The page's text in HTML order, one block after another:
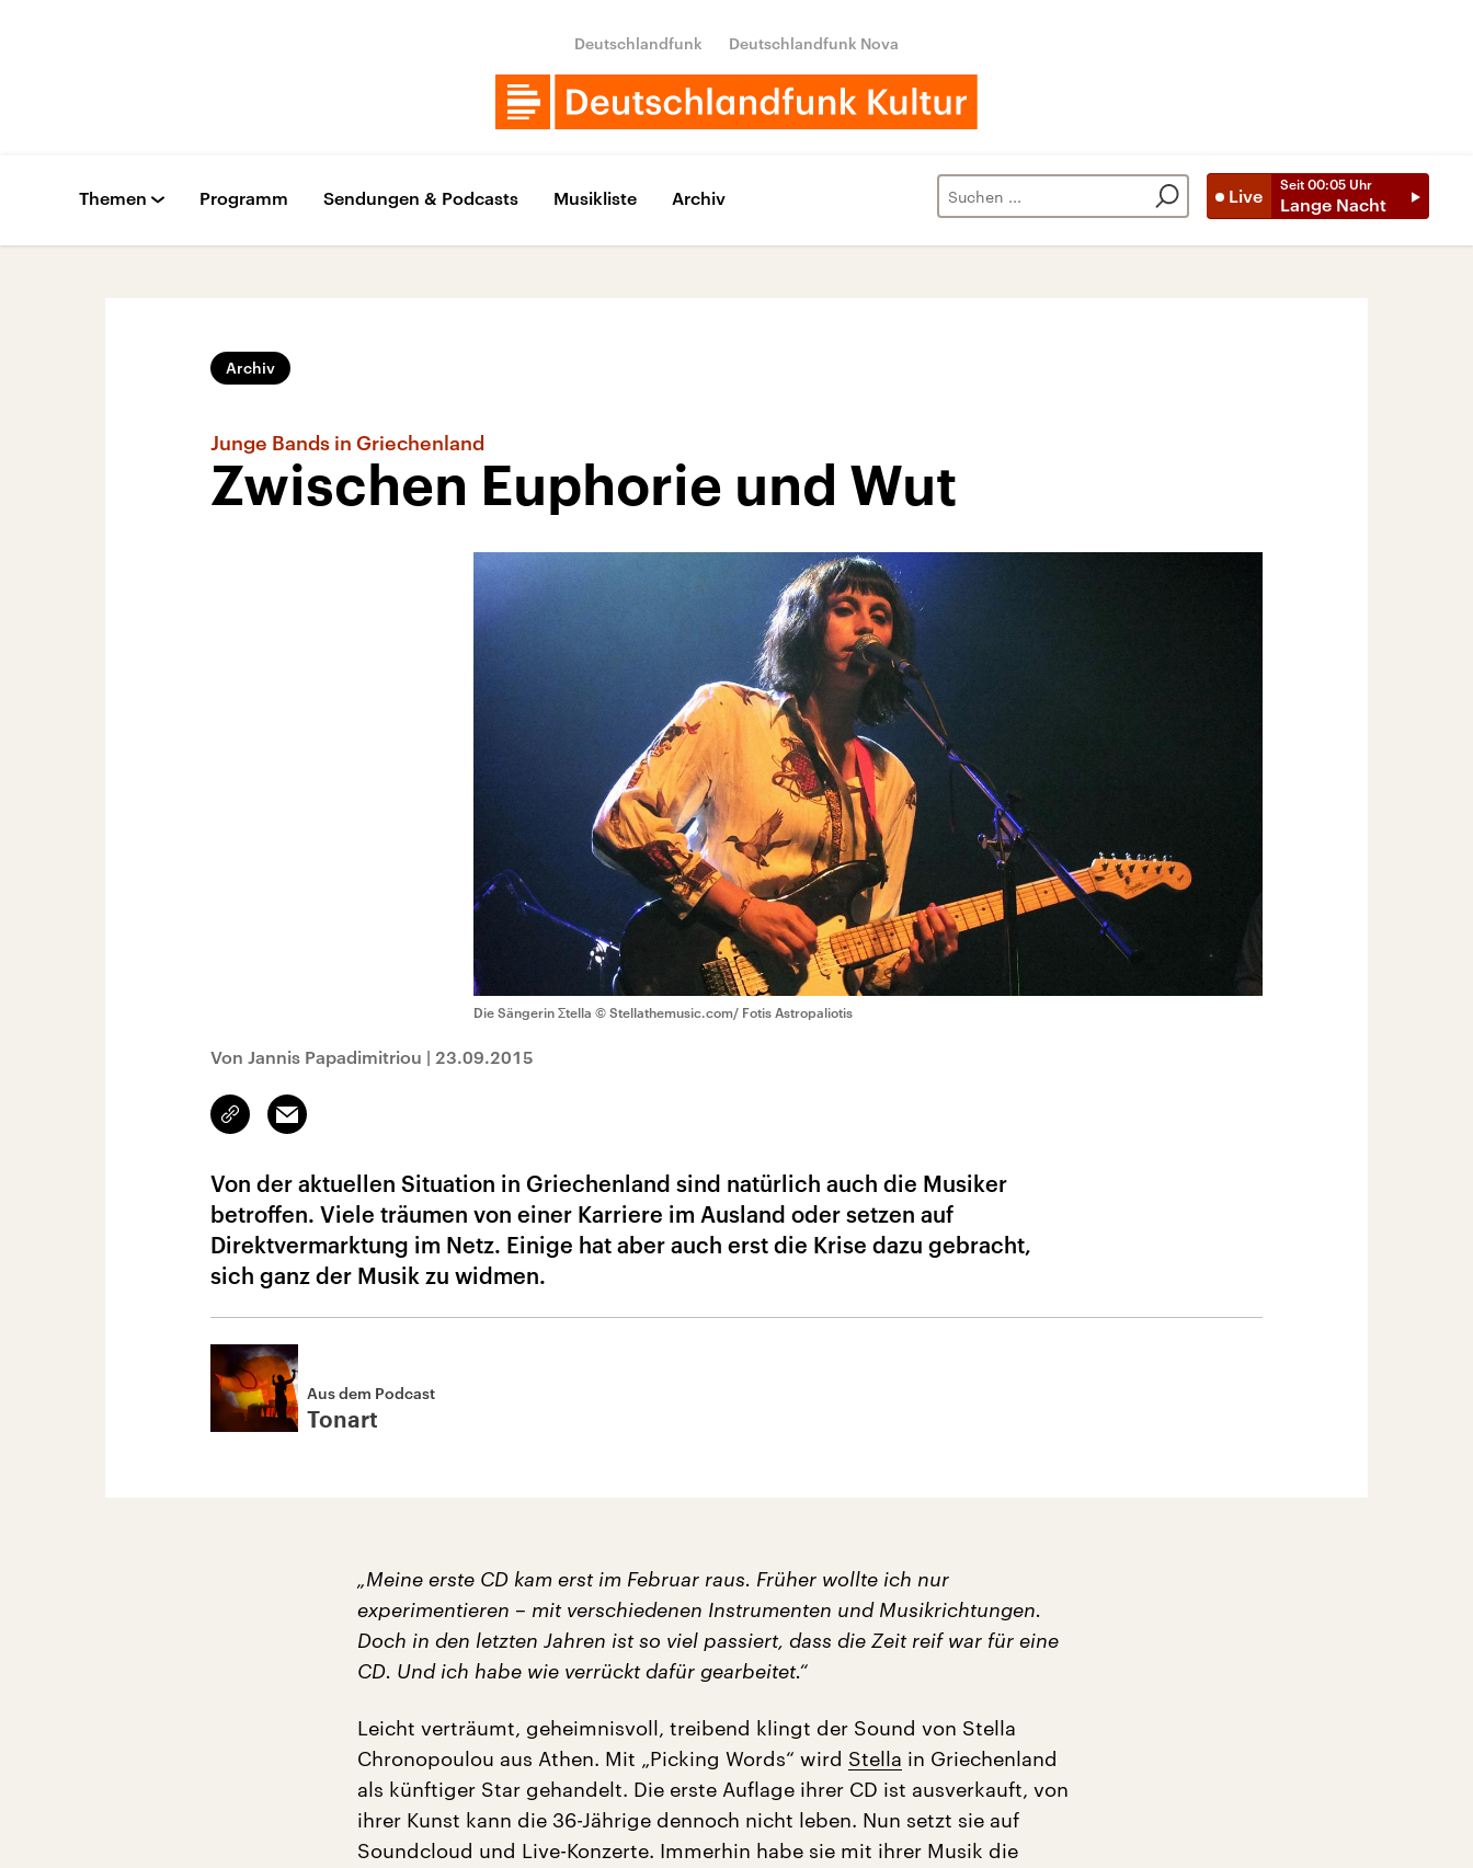
Deutschlandfunk Deutschlandfunk Nova
Live
Seit 00:05 Uhr
Lange Nacht
Themen Programm Sendungen & Podcasts Musikliste Archiv
Archiv
Junge Bands in Griechenland
Zwischen Euphorie und Wut
Die Sängerin Σtella © Stellathemusic.com/ Fotis Astropaliotis
Von Jannis Papadimitriou | 23.09.2015
Link
kopieren/teilen
Email
Von der aktuellen Situation in Griechenland sind natürlich auch die Musiker
betroffen. Viele träumen von einer Karriere im Ausland oder setzen auf
Direktvermarktung im Netz. Einige hat aber auch erst die Krise dazu gebracht,
sich ganz der Musik zu widmen.
Aus dem Podcast
Tonart
„Meine erste CD kam erst im Februar raus. Früher wollte ich nur
experimentieren – mit verschiedenen Instrumenten und Musikrichtungen.
Doch in den letzten Jahren ist so viel passiert, dass die Zeit reif war für eine
CD. Und ich habe wie verrückt dafür gearbeitet.“
Leicht verträumt, geheimnisvoll, treibend klingt der Sound von Stella
Chronopoulou aus Athen. Mit „Picking Words“ wird Stella in Griechenland
als künftiger Star gehandelt. Die erste Auflage ihrer CD ist ausverkauft, von
ihrer Kunst kann die 36-Jährige dennoch nicht leben. Nun setzt sie auf
Soundcloud und Live-Konzerte. Immerhin habe sie mit ihrer Musik die